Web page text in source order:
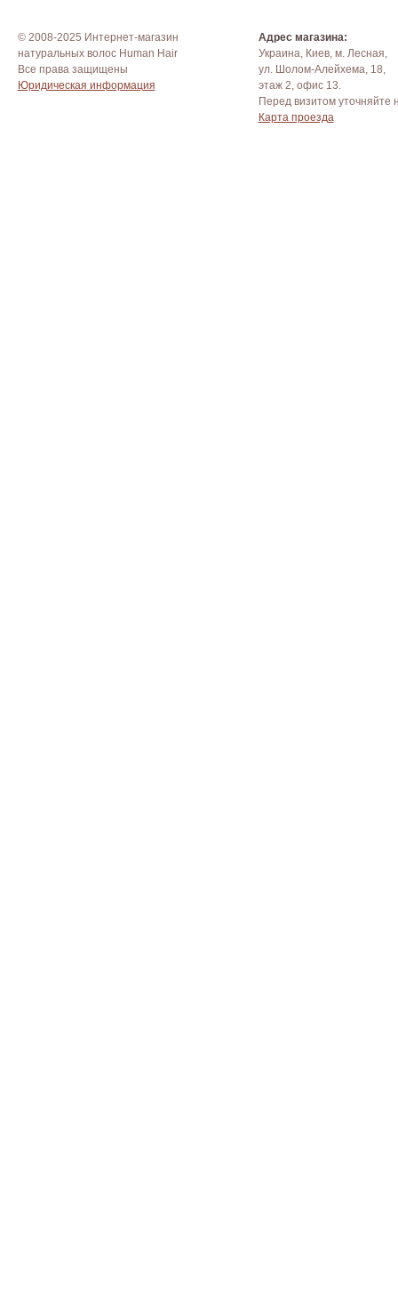
© 2008-2025 Интернет-магазин
натуральных волос Human Hair
Все права защищены
Юридическая информация
Адрес магазина:
Украина, Киев, м. Лесная,
ул. Шолом-Алейхема, 18,
этаж 2, офис 13.
Перед визитом уточняйте
Карта проезда